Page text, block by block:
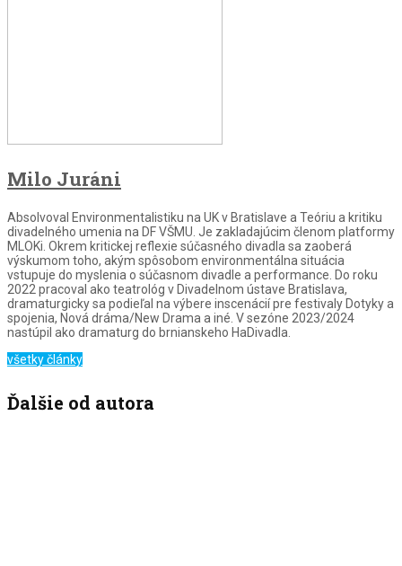
Milo Juráni
Absolvoval Environmentalistiku na UK v Bratislave a Teóriu a kritiku
divadelného umenia na DF VŠMU. Je zakladajúcim členom platformy
MLOKi. Okrem kritickej reflexie súčasného divadla sa zaoberá
výskumom toho, akým spôsobom environmentálna situácia
vstupuje do myslenia o súčasnom divadle a performance. Do roku
2022 pracoval ako teatrológ v Divadelnom ústave Bratislava,
dramaturgicky sa podieľal na výbere inscenácií pre festivaly Dotyky a
spojenia, Nová dráma/New Drama a iné. V sezóne 2023/2024
nastúpil ako dramaturg do brnianskeho HaDivadla.
všetky články
Ďalšie od autora